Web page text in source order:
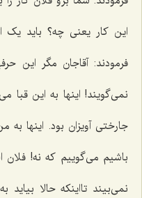
این کار یعنى چه؟ باید یک
فرمودند: آقاجان مگر این
نمى‌گویند! اینها به این قبا
جارختی آویزان بود. اینها
باشیم می‌گوییم که نه! فلان
نمى‌بیند تااینکه حالا